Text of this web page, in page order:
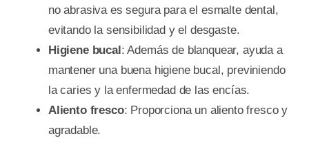
no abrasiva es segura para el esmalte dental,
evitando la sensibilidad y el desgaste.
Higiene bucal: Además de blanquear, ayuda a
mantener una buena higiene bucal, previniendo
la caries y la enfermedad de las encías.
Aliento fresco: Proporciona un aliento fresco y
agradable.